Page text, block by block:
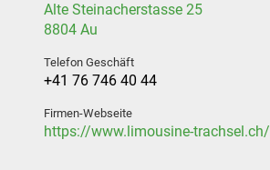
Alte Steinacherstasse 25
8804 Au
Telefon Geschäft
+41 76 746 40 44
Firmen-Webseite
https://www.limousine-trachsel.ch/